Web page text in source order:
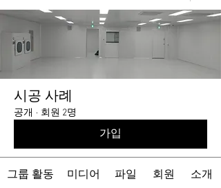
시공 사례
공개 · 회원 2명
가입
그룹 활동 미디어 파일 회원 소개